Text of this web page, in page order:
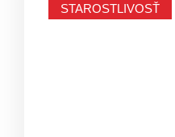
STAROSTLIVOSŤ